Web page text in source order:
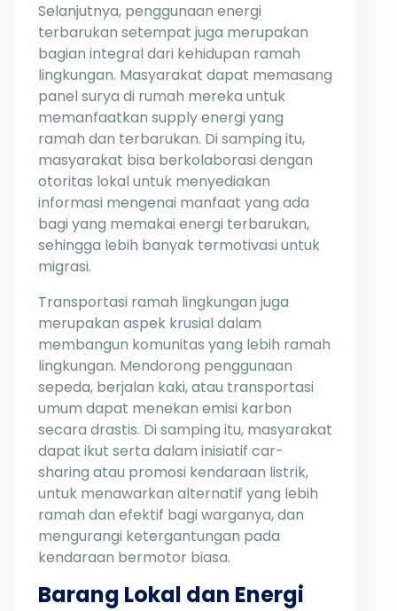
Selanjutnya, penggunaan energi
terbarukan setempat juga merupakan
bagian integral dari kehidupan ramah
lingkungan. Masyarakat dapat memasang
panel surya di rumah mereka untuk
memanfaatkan supply energi yang
ramah dan terbarukan. Di samping itu,
masyarakat bisa berkolaborasi dengan
otoritas lokal untuk menyediakan
informasi mengenai manfaat yang ada
bagi yang memakai energi terbarukan,
sehingga lebih banyak termotivasi untuk
migrasi.
Transportasi ramah lingkungan juga
merupakan aspek krusial dalam
membangun komunitas yang lebih ramah
lingkungan. Mendorong penggunaan
sepeda, berjalan kaki, atau transportasi
umum dapat menekan emisi karbon
secara drastis. Di samping itu, masyarakat
dapat ikut serta dalam inisiatif car-
sharing atau promosi kendaraan listrik,
untuk menawarkan alternatif yang lebih
ramah dan efektif bagi warganya, dan
mengurangi ketergantungan pada
kendaraan bermotor biasa.
Barang Lokal dan Energi